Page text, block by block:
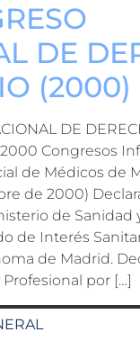
DE
(2000)
DE
Congresos
de Médicos de
de 2000)
de Sanidad
de Interés
de Madrid.
por […]